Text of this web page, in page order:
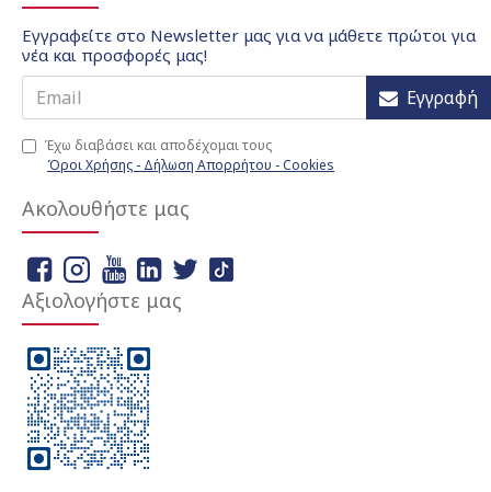
Εγγραφείτε στο Newsletter μας για να μάθετε πρώτοι για
νέα και προσφορές μας!
Εγγραφή
Έχω διαβάσει και αποδέχομαι τους
Όροι Χρήσης - Δήλωση Απορρήτου - Cookies
Ακολουθήστε μας
Αξιολογήστε μας